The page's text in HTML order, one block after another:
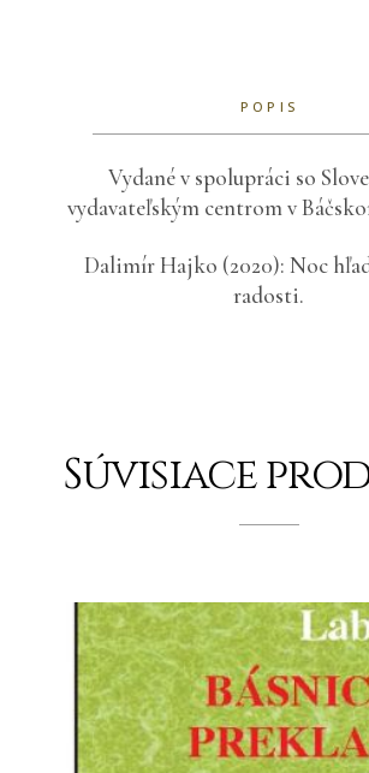
POPIS
Vydané v spolupráci so
vydavateľským centrom v
Dalimír Hajko (2020): Noc
radosti.
Súvisiace